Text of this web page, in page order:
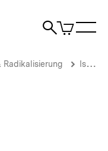
Suche
Artikel
im
Radikalisierung Islamismus